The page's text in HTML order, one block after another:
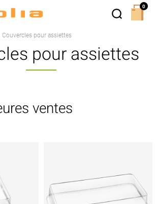
Couvercles pour assiettes
pour assiettes
ventes
0